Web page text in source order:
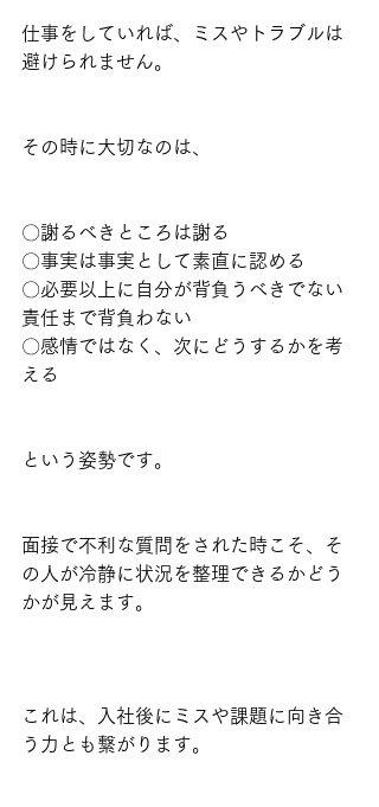
仕事をしていれば、ミスやトラブルは
避けられません。
その時に大切なのは、
〇謝るべきところは謝る
〇事実は事実として素直に認める
〇必要以上に自分が背負うべきでない
責任まで背負わない
〇感情ではなく、次にどうするかを考
える
という姿勢です。
面接で不利な質問をされた時こそ、そ
の人が冷静に状況を整理できるかどう
かが見えます。
これは、入社後にミスや課題に向き合
う力とも繋がります。